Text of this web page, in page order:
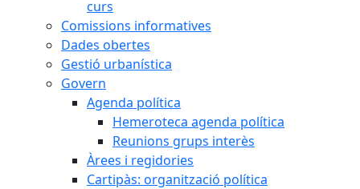
curs
Comissions informatives
Dades obertes
Gestió urbanística
Govern
Agenda política
Hemeroteca agenda política
Reunions grups interès
Àrees i regidories
Cartipàs: organització política